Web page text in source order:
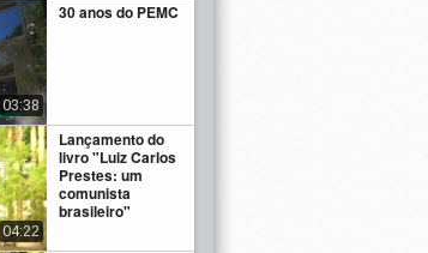
30 anos do PEMC
03:38
Lançamento do
livro "Luiz Carlos
Prestes: um
comunista
brasileiro"
04:22